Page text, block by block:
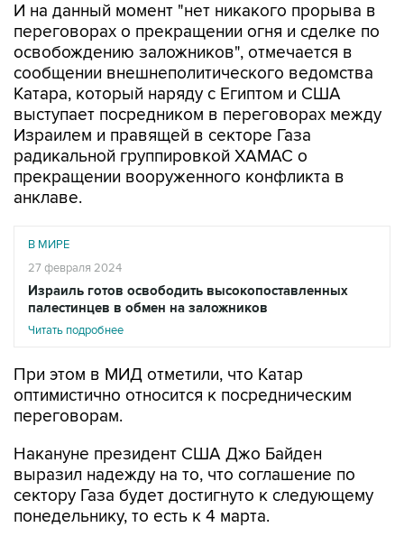
И на данный момент "нет никакого прорыва в
переговорах о прекращении огня и сделке по
освобождению заложников", отмечается в
сообщении внешнеполитического ведомства
Катара, который наряду с Египтом и США
выступает посредником в переговорах между
Израилем и правящей в секторе Газа
радикальной группировкой ХАМАС о
прекращении вооруженного конфликта в
анклаве.
В МИРЕ
27 февраля 2024
Израиль готов освободить высокопоставленных
палестинцев в обмен на заложников
Читать подробнее
При этом в МИД отметили, что Катар
оптимистично относится к посредническим
переговорам.
Накануне президент США Джо Байден
выразил надежду на то, что соглашение по
сектору Газа будет достигнуто к следующему
понедельнику, то есть к 4 марта.